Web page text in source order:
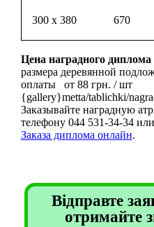
300 х 380 670
Цена наградного диплома
размера деревянной
оплаты от 88 грн. / шт
{gallery}metta/tablichki/
Заказывайте наградную
телефону 044 531-34-34
Заказа диплома онлайн.
Відправте
отримайте